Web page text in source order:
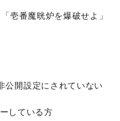
壱番魔晄炉を爆破せよ」
公開設定にされていない
している方